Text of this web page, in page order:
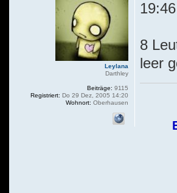
19:46
8
leer
Leylana
Darthley
Beiträge: 9115
Registriert: Do 29 Dez, 2005 14:20
Wohnort: Oberhausen